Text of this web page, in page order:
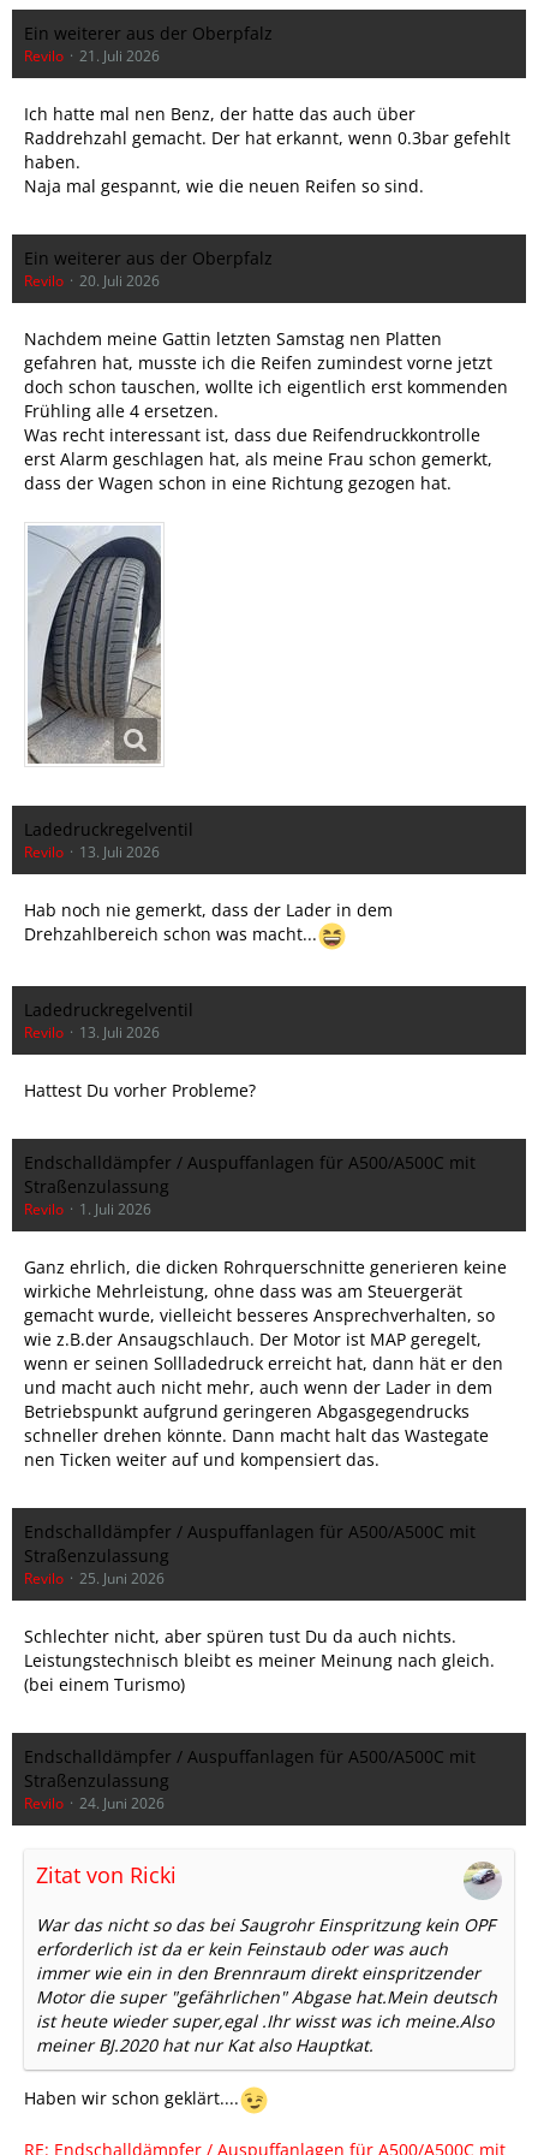
Ein weiterer aus der Oberpfalz
Revilo 21. Juli 2026
Ich hatte mal nen Benz, der hatte das auch über
Raddrehzahl gemacht. Der hat erkannt, wenn 0.3bar gefehlt
haben.
Naja mal gespannt, wie die neuen Reifen so sind.
Ein weiterer aus der Oberpfalz
Revilo 20. Juli 2026
Nachdem meine Gattin letzten Samstag nen Platten
gefahren hat, musste ich die Reifen zumindest vorne jetzt
doch schon tauschen, wollte ich eigentlich erst kommenden
Frühling alle 4 ersetzen.
Was recht interessant ist, dass due Reifendruckkontrolle
erst Alarm geschlagen hat, als meine Frau schon gemerkt,
dass der Wagen schon in eine Richtung gezogen hat.
Ladedruckregelventil
Revilo 13. Juli 2026
Hab noch nie gemerkt, dass der Lader in dem
Drehzahlbereich schon was macht...
Ladedruckregelventil
Revilo 13. Juli 2026
Hattest Du vorher Probleme?
Endschalldämpfer / Auspuffanlagen für A500/A500C mit
Straßenzulassung
Revilo 1. Juli 2026
Ganz ehrlich, die dicken Rohrquerschnitte generieren keine
wirkiche Mehrleistung, ohne dass was am Steuergerät
gemacht wurde, vielleicht besseres Ansprechverhalten, so
wie z.B.der Ansaugschlauch. Der Motor ist MAP geregelt,
wenn er seinen Sollladedruck erreicht hat, dann hät er den
und macht auch nicht mehr, auch wenn der Lader in dem
Betriebspunkt aufgrund geringeren Abgasgegendrucks
schneller drehen könnte. Dann macht halt das Wastegate
nen Ticken weiter auf und kompensiert das.
Endschalldämpfer / Auspuffanlagen für A500/A500C mit
Straßenzulassung
Revilo 25. Juni 2026
Schlechter nicht, aber spüren tust Du da auch nichts.
Leistungstechnisch bleibt es meiner Meinung nach gleich.
(bei einem Turismo)
Endschalldämpfer / Auspuffanlagen für A500/A500C mit
Straßenzulassung
Revilo 24. Juni 2026
Zitat von Ricki
War das nicht so das bei Saugrohr Einspritzung kein OPF
erforderlich ist da er kein Feinstaub oder was auch
immer wie ein in den Brennraum direkt einspritzender
Motor die super "gefährlichen" Abgase hat.Mein deutsch
ist heute wieder super,egal .Ihr wisst was ich meine.Also
meiner BJ.2020 hat nur Kat also Hauptkat.
Haben wir schon geklärt....
RE: Endschalldämpfer / Auspuffanlagen für A500/A500C mit